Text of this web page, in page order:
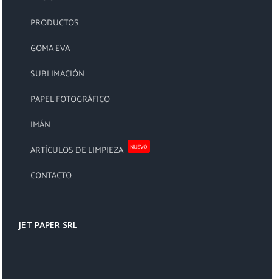
PRODUCTOS
GOMA EVA
SUBLIMACIÓN
PAPEL FOTOGRÁFICO
IMÁN
ARTÍCULOS DE LIMPIEZA
NUEVO
CONTACTO
JET PAPER SRL